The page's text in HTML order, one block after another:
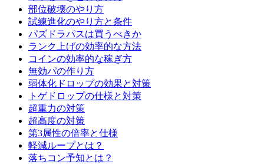
部位破壊のやり方
試練進化のやり方と条件
パズドラパスは買うべきか
ランク上げの効率的な方法
コインの効率的な稼ぎ方
無効パの作り方
弱体化ドロップの効果と対策
トゲドロップの仕様と対策
超重力の対策
超高度の対策
第3属性の倍率と仕様
軽減ループとは？
落ちコン予知とは？